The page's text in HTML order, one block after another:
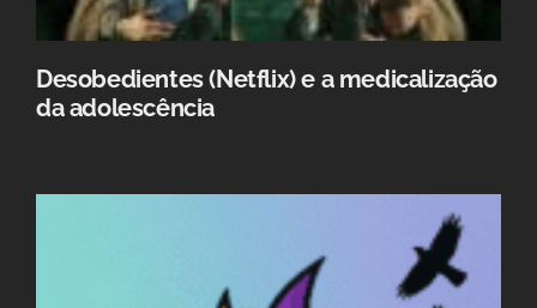
Desobedientes (Netflix) e a medicalização
da adolescência